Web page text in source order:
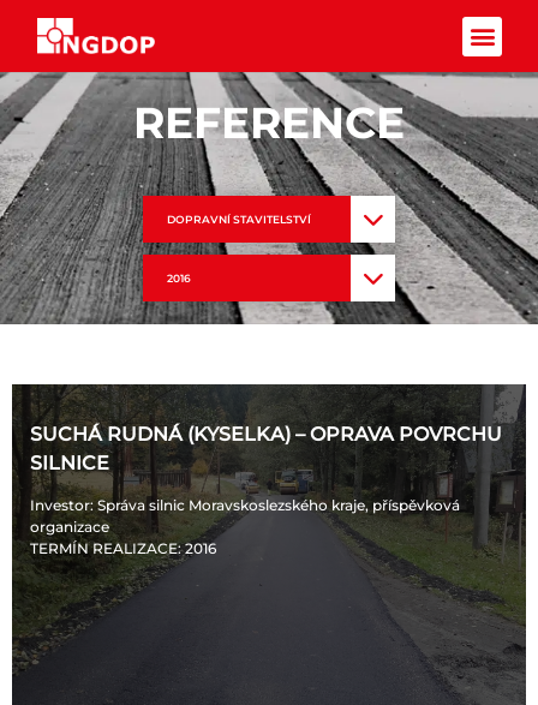
REFERENCE
DOPRAVNÍ STAVITELSTVÍ
2016
SUCHÁ RUDNÁ (KYSELKA) – OPRAVA POVRCHU
SILNICE
Investor: Správa silnic Moravskoslezského kraje, příspěvková
organizace
TERMÍN REALIZACE: 2016